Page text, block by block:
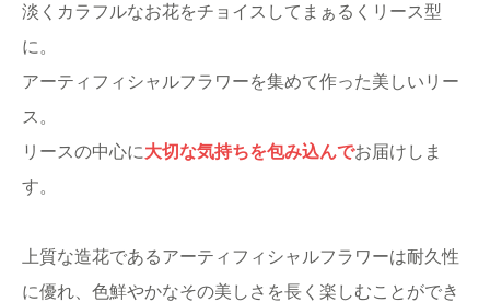
淡くカラフルなお花をチョイスしてまぁるくリース型
に。
アーティフィシャルフラワーを集めて作った美しいリー
ス。
リースの中心に大切な気持ちを包み込んでお届けしま
す。
上質な造花であるアーティフィシャルフラワーは耐久性
に優れ、色鮮やかなその美しさを長く楽しむことができ